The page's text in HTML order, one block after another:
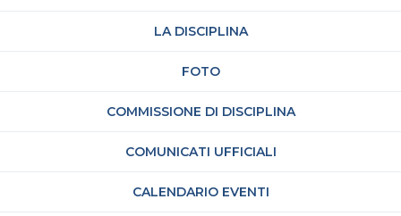
LA DISCIPLINA
FOTO
COMMISSIONE DI DISCIPLINA
COMUNICATI UFFICIALI
CALENDARIO EVENTI